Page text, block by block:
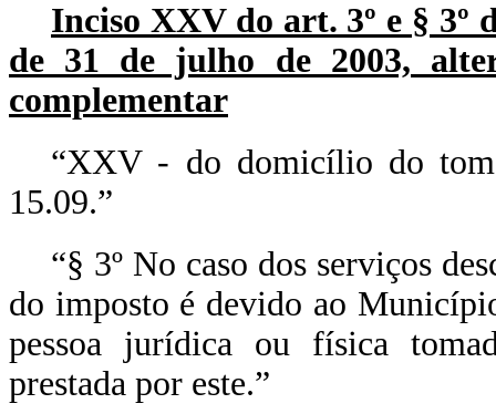
Inciso XXV do art. 3º e § 3º
de 31 de julho de 2003,
complementar
“XXV - do domicílio do
15.09.”
“§ 3º No caso dos serviços
do imposto é devido ao
pessoa jurídica ou física
prestada por este.”